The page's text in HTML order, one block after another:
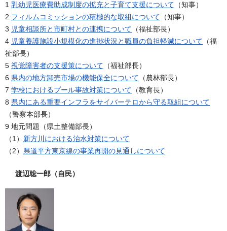
1 乳幼児医療費助成制度の拡充と子育て支援について （知事）
2 フィルムコミッションの積極的な取組について （知事）
3 児童相談所と市町村との連携について （福祉部長）
4 児童養護施設小規模化の進捗状況と職員の負担軽減について （福
祉部長）
5 視覚障害者の支援策について （福祉部長）
6 県内の地方卸売市場の機能保全について （農林部長）
7 学校におけるプール事故対策について （教育長）
8 県内にある重要インフラをサイバーテロから守る取組について
（警察本部長）
9 地元問題（県土整備部長）
（1） 新方川における治水対策について
（2） 県道平方東京線の事業再開の見通しについて
渡辺聡一郎（自民）